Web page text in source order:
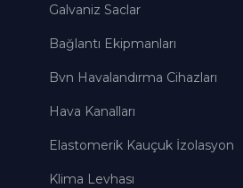
Galvaniz Saclar
Bağlantı Ekipmanları
Bvn Havalandırma Cihazları
Hava Kanalları
Elastomerik Kauçuk İzolasyon
Klima Levhası